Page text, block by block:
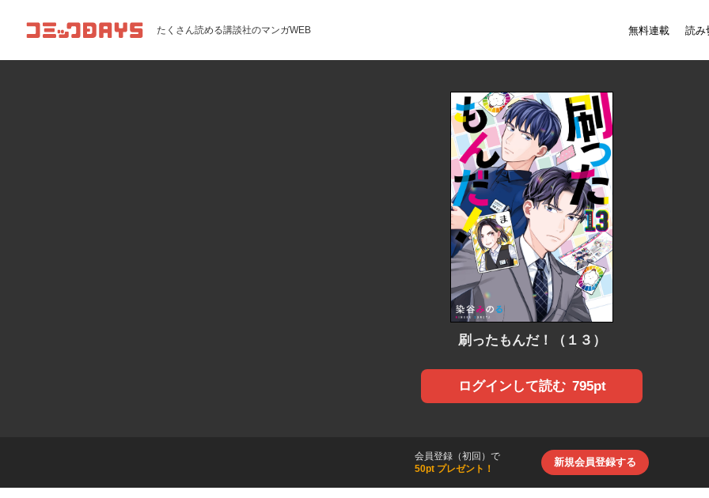
コミックDAYS たくさん読める講談社のマンガWEB 無料連載 読み
刷ったもんだ！（１３）
ログインして読む 795pt
会員登録（初回）で
50pt プレゼント！
新規会員登録する